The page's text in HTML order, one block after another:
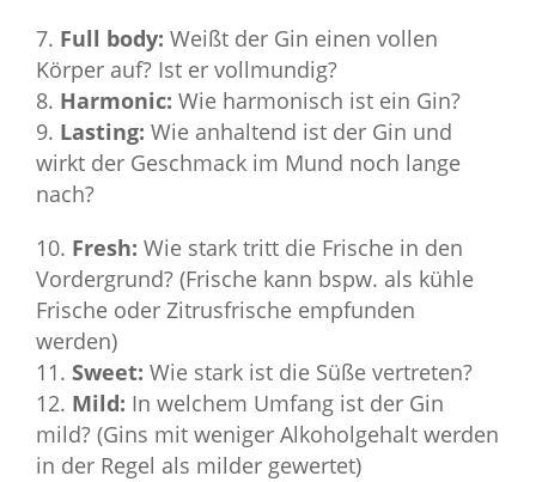
Full body: Weißt der Gin einen vollen
Körper auf? Ist er vollmundig?
Harmonic: Wie harmonisch ist ein Gin?
Lasting: Wie anhaltend ist der Gin und
wirkt der Geschmack im Mund noch lange
nach?
Fresh: Wie stark tritt die Frische in den
Vordergrund? (Frische kann bspw. als kühle
Frische oder Zitrusfrische empfunden
werden)
Sweet: Wie stark ist die Süße vertreten?
Mild: In welchem Umfang ist der Gin
mild? (Gins mit weniger Alkoholgehalt werden
in der Regel als milder gewertet)